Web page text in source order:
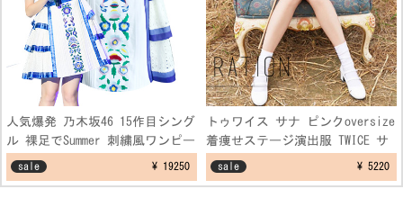
人気爆発 乃木坂46 15作目シング
ル 裸足でSummer 刺繍風ワンピー
スコスプレ衣装
sale ¥ 19250
トゥワイス サナ ピンクoversize
着痩せステージ演出服 TWICE サ
ナ セーター ダンス制服衣装
sale ¥ 5220